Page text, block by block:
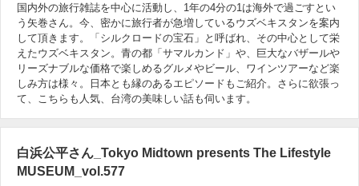
国内外の旅行雑誌を中心に活動し、1年の4分の1は海外で過ごすとい
う矢巻さん。今、密かに旅行者が急増しているウズベキスタンを案内
して頂きます。「シルクロードの宝石」と呼ばれ、その中心として栄
えたウズベキスタン。青の都「サマルカンド」や、巨大なバザールや
リーズナブルな価格で楽しめるグルメやビール、ワインツアーなど楽
しみ方は様々。日本とも縁のあるエピソードもご紹介。さらに欲張っ
て、こちらも人気、台湾の美味しい話も伺います。
白浜公平さん_Tokyo Midtown presents The Lifestyle
MUSEUM_vol.577